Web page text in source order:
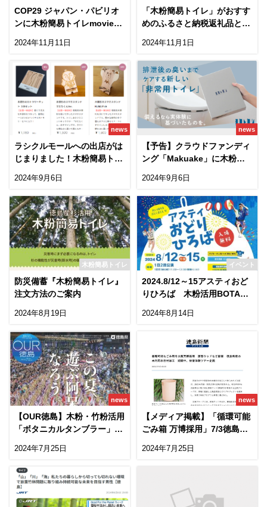
COP29 ジャパン・パビリオ
ンに木粉簡易トイレmovieが
2024年11月11日
「木粉簡易トイレ」がおすす
めのふるさと納税返礼品とし
2024年11月1日
news
ラシクルモールへの出店がは
じまりました！木粉簡易トイ
2024年9月6日
news
【予告】クラウドファンディ
ング「Makuake」に木粉簡
2024年9月6日
木粉簡易トイレ
防災備蓄『木粉簡易トイレ』
注文方法のご案内
2024年8月19日
イベント
2024.8/12～15アスティおど
りひろば 木粉活用BOTANI
2024年8月14日
news
【OUR徳島】木粉・竹粉活用
「ボタニカルタンブラー」を
2024年7月25日
news
【メディア掲載】「循環可能
ごみ箱 万博採用」7/3徳島新
2024年7月25日